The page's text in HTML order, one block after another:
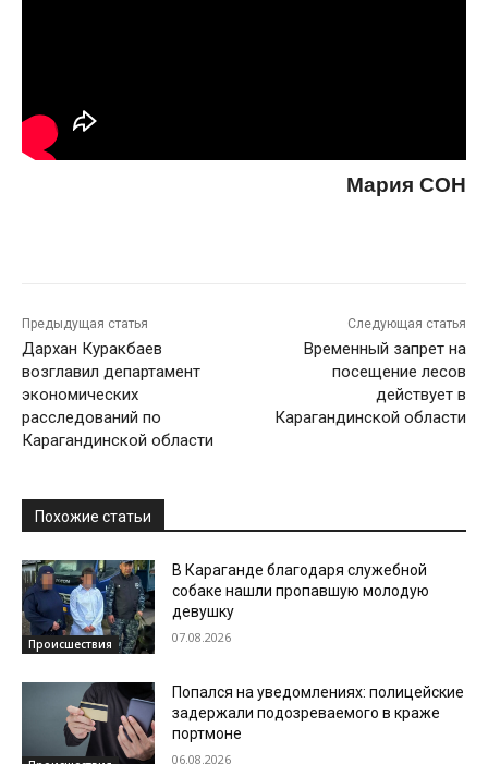
Мария СОН
Предыдущая статья
Дархан Куракбаев
возглавил департамент
экономических
расследований по
Карагандинской области
Следующая статья
Временный запрет на
посещение лесов
действует в
Карагандинской области
Похожие статьи
Происшествия
В Караганде благодаря служебной
собаке нашли пропавшую молодую
девушку
07.08.2026
Попался на уведомлениях: полицейские
задержали подозреваемого в краже
портмоне
06.08.2026